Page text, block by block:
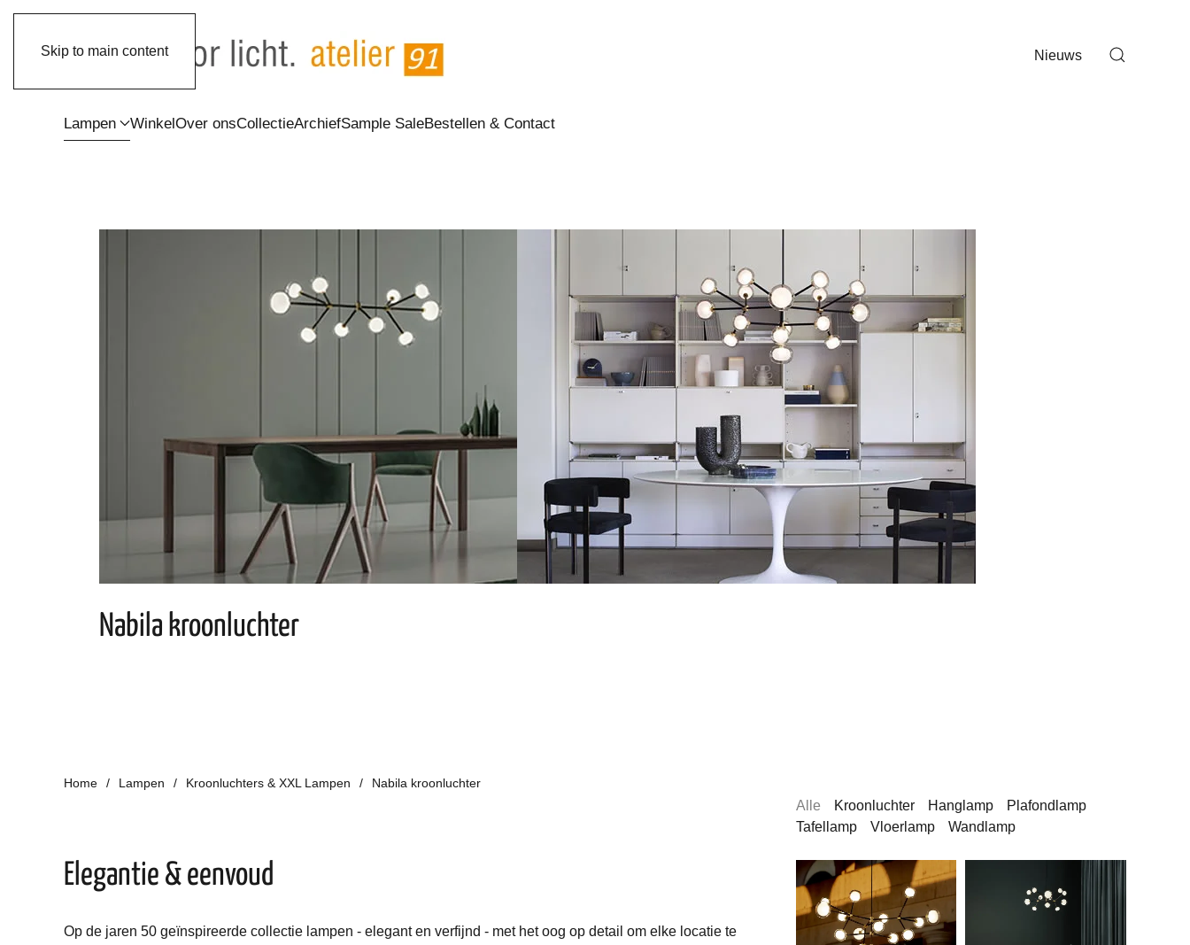
Skip to main content Nieuws
Lampen WinkelOver onsCollectieArchiefSample SaleBestellen & Contact
Nabila kroonluchter
Home Lampen Kroonluchters & XXL Lampen Nabila kroonluchter
Elegantie & eenvoud
Op de jaren 50 geïnspireerde collectie lampen - elegant en verfijnd - met het oog op detail om elke locatie te
Alle Kroonluchter Hanglamp
Plafondlamp
Tafellamp
Vloerlamp Wandlamp